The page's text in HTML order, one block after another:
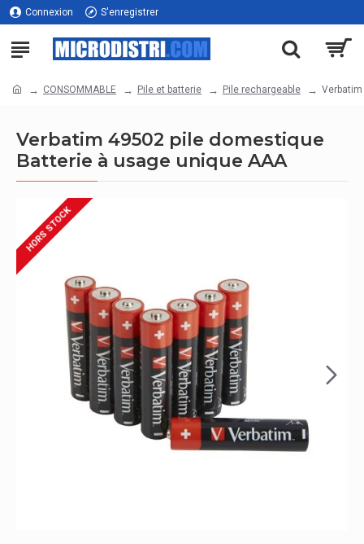
Connexion S'enregistrer
CONSOMMABLE Pile et batterie Pile rechargeable
Verbatim 49502 pile domestique
Batterie à usage unique AAA
HORS STOCK